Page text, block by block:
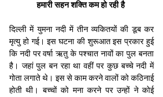
हमारी सहन शक्ति कम हो रही है
दिल्ली में युमना नदी में तीन व्यकितयों की डूब कर
मृत्यु हो गई। इस घटना की शुरूआत इस प्रकार हुई
कि नदी पर वर्षा ऋतु के पश्चात नावों का पुल बनता
है। जहां पुल बन रहा था वहीं पर कुछ बच्चे नदी में
गोता लगाते थे। इस से काम करने वालों को कठिनाई
होती थी। बच्चों को मना करने पर उन्हों ने कोई